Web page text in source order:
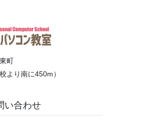
町
より南に450m）
い合わせ